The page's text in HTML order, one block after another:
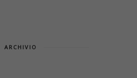
ARCHIVIO